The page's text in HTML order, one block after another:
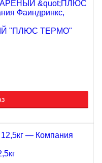
"ПЛЮС ТЕРМО"